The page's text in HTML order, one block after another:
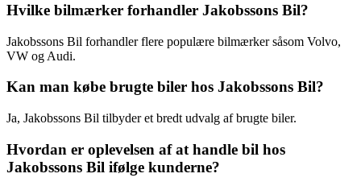
Hvilke bilmærker forhandler Jakobssons Bil?
Jakobssons Bil forhandler flere populære bilmærker såsom Volvo,
VW og Audi.
Kan man købe brugte biler hos Jakobssons Bil?
Ja, Jakobssons Bil tilbyder et bredt udvalg af brugte biler.
Hvordan er oplevelsen af at handle bil hos
Jakobssons Bil ifølge kunderne?